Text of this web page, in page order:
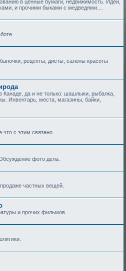
в ценные бумаги, недвижимость. Идеи,
и прочими быками с медведями....
рецепты, диеты, салоны красоты
Канаде, да и не только: шашлыки, рыбалка,
Инвентарь, места, магазины, байки,
что с этим связано.
фото дела.
частных вещей.
и прочих фильмов.